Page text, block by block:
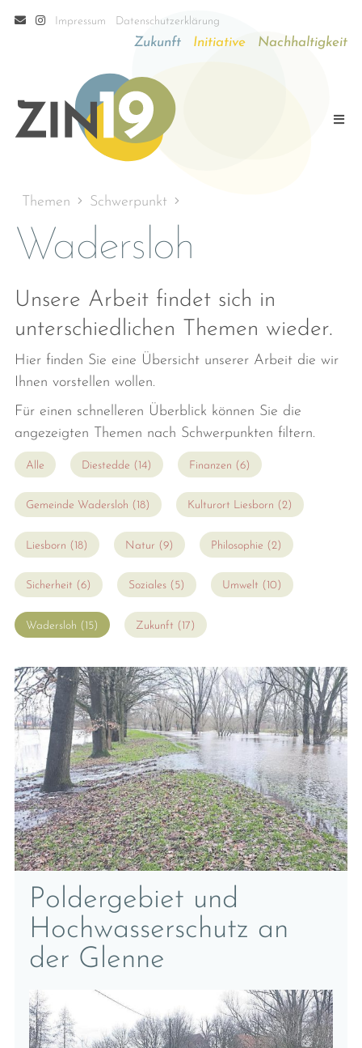
Impressum Datenschutzerklärung
Zukunft Initiative Nachhaltigkeit
Themen Schwerpunkt
Wadersloh
Unsere Arbeit findet sich in
unterschiedlichen Themen wieder.
Hier finden Sie eine Übersicht unserer Arbeit die wir
Ihnen vorstellen wollen.
Für einen schnelleren Überblick können Sie die
angezeigten Themen nach Schwerpunkten filtern.
Alle Diestedde (14) Finanzen (6)
Gemeinde Wadersloh (18) Kulturort Liesborn (2)
Liesborn (18) Natur (9) Philosophie (2)
Sicherheit (6) Soziales (5) Umwelt (10)
Wadersloh (15) Zukunft (17)
Poldergebiet und
Hochwasserschutz an
der Glenne